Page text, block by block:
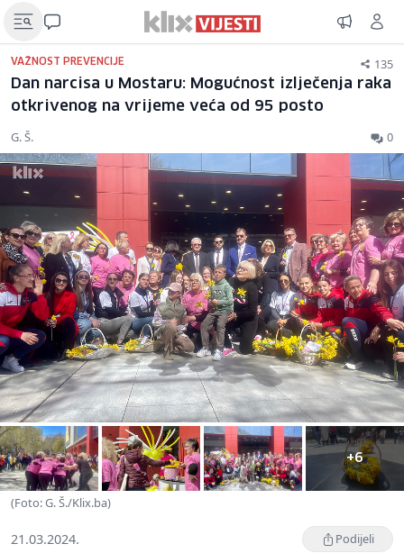
VAŽNOST PREVENCIJE 135
Dan narcisa u Mostaru: Mogućnost izlječenja raka
otkrivenog na vrijeme veća od 95 posto
G. Š. 0
+6
(Foto: G. Š./Klix.ba)
21.03.2024. Podijeli